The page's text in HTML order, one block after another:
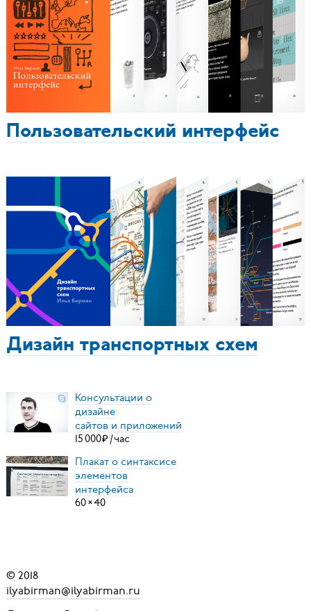
Пользовательский интерфейс
Дизайн транспортных схем
Консультации о
дизайне
сайтов и приложений
15000₽ /час
Плакат о синтаксисе
элементов
интерфейса
60×40
© 2018
ilyabirman@ilyabirman.ru